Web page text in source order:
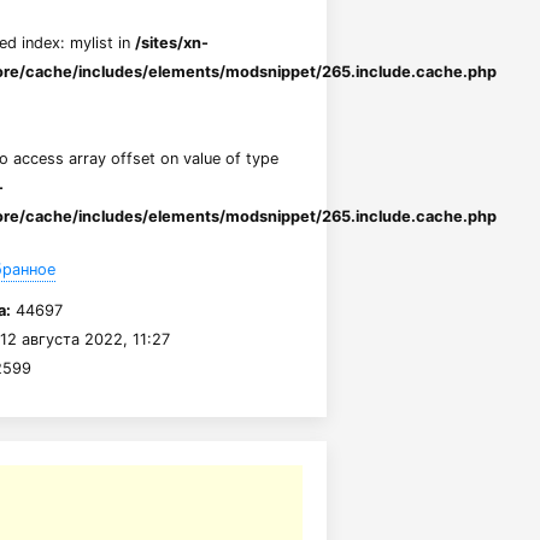
index: mylist in /sites/xn-
cache/includes/elements/modsnippet/265.include.cache.php
access array offset on value of type
cache/includes/elements/modsnippet/265.include.cache.php
44697
августа 2022, 11:27